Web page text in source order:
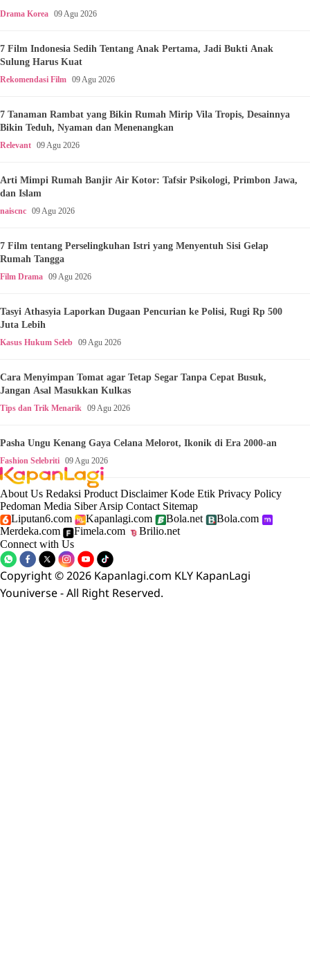
Drama Korea 09 Agu 2026
7 Film Indonesia Sedih Tentang Anak Pertama, Jadi Bukti Anak
Sulung Harus Kuat
Rekomendasi Film 09 Agu 2026
7 Tanaman Rambat yang Bikin Rumah Mirip Vila Tropis, Desainnya
Bikin Teduh, Nyaman dan Menenangkan
Relevant 09 Agu 2026
Arti Mimpi Rumah Banjir Air Kotor: Tafsir Psikologi, Primbon Jawa,
dan Islam
naiscnc 09 Agu 2026
7 Film tentang Perselingkuhan Istri yang Menyentuh Sisi Gelap
Rumah Tangga
Film Drama 09 Agu 2026
Tasyi Athasyia Laporkan Dugaan Pencurian ke Polisi, Rugi Rp 500
Juta Lebih
Kasus Hukum Seleb 09 Agu 2026
Cara Menyimpan Tomat agar Tetap Segar Tanpa Cepat Busuk,
Jangan Asal Masukkan Kulkas
Tips dan Trik Menarik 09 Agu 2026
Pasha Ungu Kenang Gaya Celana Melorot, Ikonik di Era 2000-an
Fashion Selebriti 09 Agu 2026
About Us Redaksi Product Disclaimer Kode Etik Privacy Policy
Pedoman Media Siber Arsip Contact Sitemap
Liputan6.com
Kapanlagi.com Bola.net
Bola.com
Merdeka.com
Fimela.com
Brilio.net
Connect with Us
Copyright © 2026 Kapanlagi.com KLY KapanLagi
Youniverse - All Right Reserved.